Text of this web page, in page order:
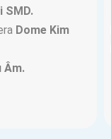
SMD.
Dome Kim
Âm.